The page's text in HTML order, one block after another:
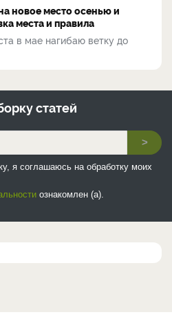
новое место осенью и
места и правила
в мае нагибаю ветку до
статей
>
я соглашаюсь на обработку моих
ознакомлен (а).